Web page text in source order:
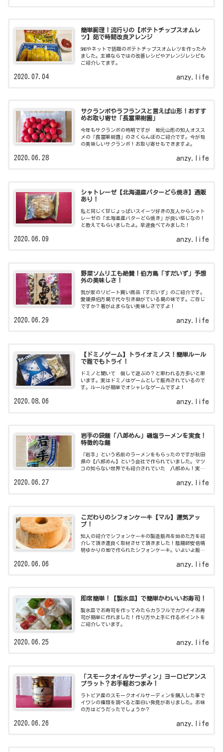
簡単調理！流行りの【ポテトチップスオムレ
ツ】茹で時間改良アレンジ
SNSやネットで話題のポテトチップスオムレツを作ったみ
ました。主婦ならではの改善レシピやアレンジレシピも
ご紹介してます。
anzy.life
2020.07.04
サクランボやラフランスと言えば山形！おすす
めお取り寄せ「長冨果樹園」
今年もサクランボの時期ですが 地元山形の知人オスス
メの「長冨果樹園」のさくらんぼのご紹介です。今が旬
の美味しいサクランボ！お取り寄せもできますよ。
anzy.life
2020.06.28
シャトレーゼ【北海道産バターどら焼き】通販
あり！
私と同じく甘じょっぱいスイーツ好きの友人からシャト
レーゼの「北海道産バターどら焼き」が良い感じなの！
と教えてもらいましたよ。早速食べてみました！
anzy.life
2020.06.09
野菜ソムリエも絶賛！伯方島「すだいず」予想
外の美味しさ！
我が家のリピート買い商品「すだいず」のご紹介です。
愛媛県伯方島で代々引き継がている島の味です。ご存じ
ですか？箸が止まらない美味しさですよ！
anzy.life
2020.06.29
【ドミノゲーム】トライオミノス！簡単ルール
で誰でもトライ！
ドミノと聞いて 倒して遊ぶの？と思われる方多いと思
います。実はドミノはゲームとして販売されているので
す。ルールが簡単でオシャレなゲームですよ！
anzy.life
2020.08.06
岩手の袋麺「八郎めん」磯塩ラーメンを実食！
特徴的な麺
「岩手」という名前のラーメンをもらったのですが秋田
県の【八郎めん】という会社で作られていました。マツ
コの知らない世界でも紹介されていた 八郎めん！実食
anzy.life
2020.06.27
こだわりのシフォンケーキ【マル】運気アッ
プ！
知人の紹介でシフォンケーキの製造販売を始めた方を紹
介して頂き運良く取材させて頂きました！陰陽師安倍晴
明ゆかりの地で作られたシフォンケーキ。いよいよ販売
anzy.life
2020.06.06
即席簡単！【製氷皿】で簡単かわいいお寿司！
製氷皿でお寿司を作ってみたらカラフルでカワイイお寿
司が簡単に作れました！作り方や上手に作るポイントを
ご紹介しています。
anzy.life
2020.06.25
「スモークオイルサーディン」ヨーロピアンス
プラット？お手軽おつまみ！
ラトビア産のスモークオイルサーディンを購入した事で
イワシの種類を調べると面白い発見がありました。お味
の方はどうだったでしょうか？
anzy.life
2020.06.26